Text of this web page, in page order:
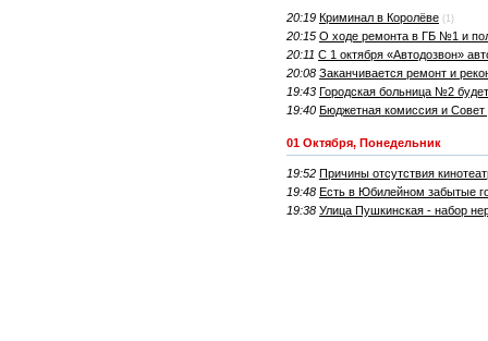
20:19 Криминал в Королёве (1)
20:15 О ходе ремонта в ГБ №1 и
20:11 С 1 октября «Автодозвон»
20:08 Заканчивается ремонт и
19:43 Городская больница №2
19:40 Бюджетная комиссия и Совет
01 Октября, Понедельник
19:52 Причины отсутствия
19:48 Есть в Юбилейном забытые
19:38 Улица Пушкинская - набор